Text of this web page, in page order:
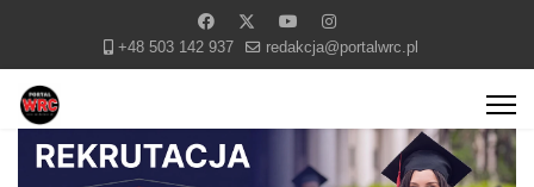
+48 503 142 937 redakcja@portalwrc.pl